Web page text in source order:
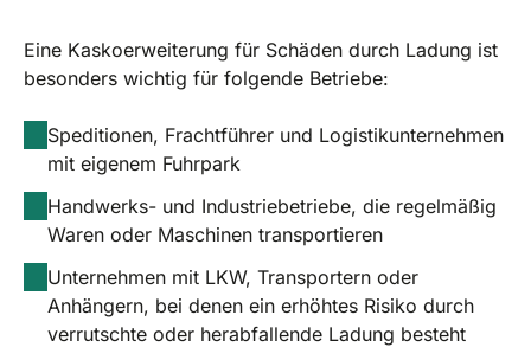
Eine Kaskoerweiterung für Schäden durch Ladung ist
besonders wichtig für folgende Betriebe:
Speditionen, Frachtführer und Logistikunternehmen
mit eigenem Fuhrpark
Handwerks- und Industriebetriebe, die regelmäßig
Waren oder Maschinen transportieren
Unternehmen mit LKW, Transportern oder
Anhängern, bei denen ein erhöhtes Risiko durch
verrutschte oder herabfallende Ladung besteht